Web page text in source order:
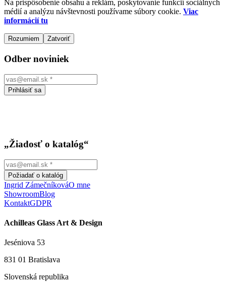
Na prispôsobenie obsahu a reklám, poskytovanie funkcií sociálnych
médií a analýzu návštevnosti používame súbory cookie. Viac
informácií tu
Rozumiem Zatvoriť
Odber noviniek
Prihlásiť sa
„Žiadosť o katalóg“
Požiadať o katalóg
Ingrid ZámečníkováO mne
ShowroomBlog
KontaktGDPR
Achilleas Glass Art & Design
Jeséniova 53
831 01 Bratislava
Slovenská republika